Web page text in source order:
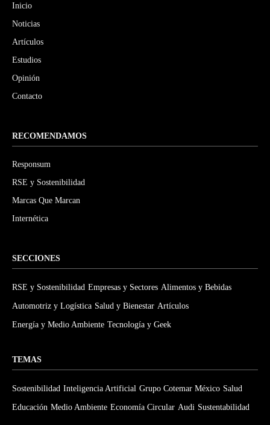
Inicio
Noticias
Artículos
Estudios
Opinión
Contacto
RECOMENDAMOS
Responsum
RSE y Sostenibilidad
Marcas Que Marcan
Internética
SECCIONES
RSE y Sostenibilidad Empresas y Sectores Alimentos y Bebidas
Automotriz y Logística Salud y Bienestar Artículos
Energía y Medio Ambiente Tecnología y Geek
TEMAS
Sostenibilidad Inteligencia Artificial Grupo Cotemar México Salud
Educación Medio Ambiente Economía Circular Audi Sustentabilidad